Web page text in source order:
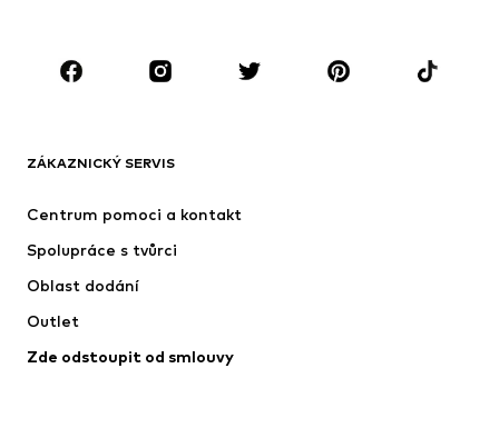
Doplňky
Premium
Nové
Bundy
Spodní prádlo
Kabáty
Plavky
ZÁKAZNICKÝ SERVIS
Centrum pomoci a kontakt
Spolupráce s tvůrci
Oblast dodání
Outlet
Zde odstoupit od smlouvy